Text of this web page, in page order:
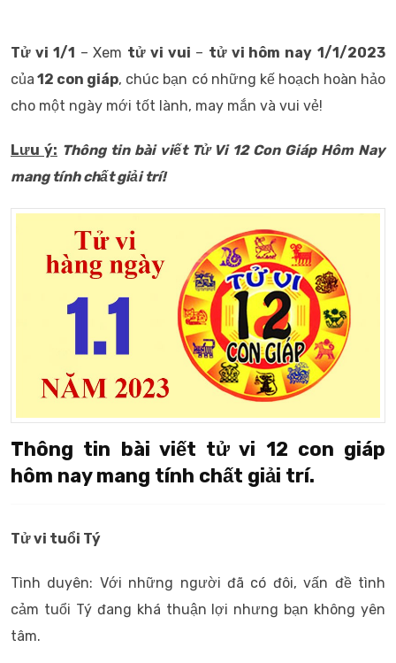
Tử vi 1/1 – Xem tử vi vui – tử vi hôm nay 1/1/2023
của 12 con giáp, chúc bạn có những kế hoạch hoàn hảo
cho một ngày mới tốt lành, may mắn và vui vẻ!
Lưu ý: Thông tin bài viếtTử Vi 12 Con Giáp Hôm Nay
mang tính chất giải trí!
Thông tin bài viết tử vi 12 con giáp
hôm nay mang tính chất giải trí.
Tử vi tuổi Tý
Tình duyên: Với những người đã có đôi, vấn đề tình
cảm tuổi Tý đang khá thuận lợi nhưng bạn không yên
tâm.